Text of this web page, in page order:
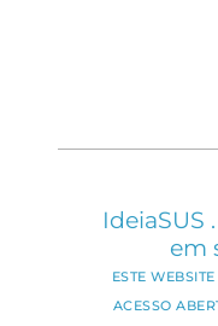
IdeiaSUS
em
ESTE
ACESSO